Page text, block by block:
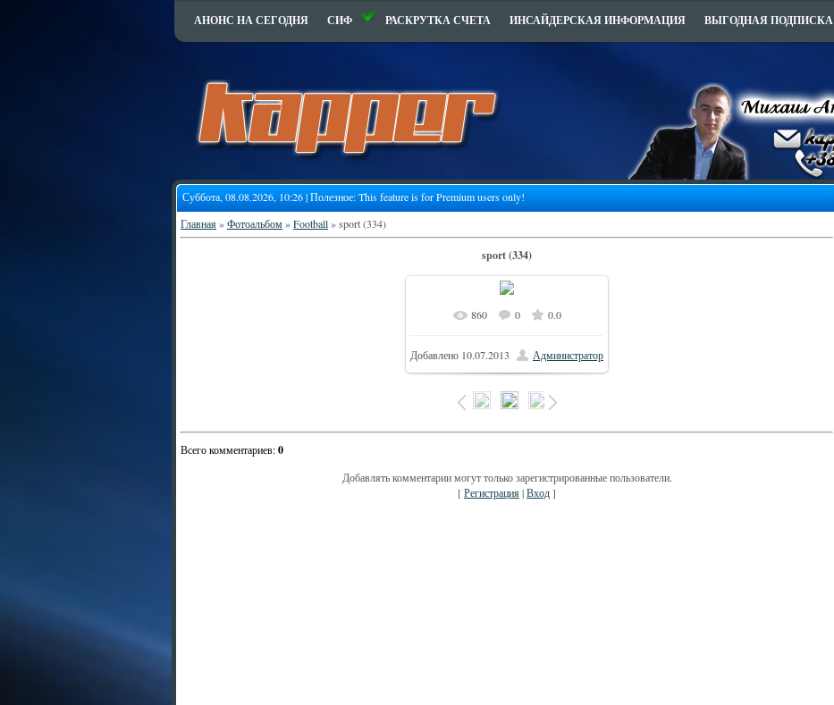
АНОНС НА СЕГОДНЯ СИФ РАСКРУТКА СЧЕТА ИНСАЙДЕРСКАЯ ИНФОРМАЦИЯ ВЫГОДНАЯ ПОДПИСКА
Суббота, 08.08.2026, 10:26 | Полезное:This feature is for Premium users only!
Главная»Фотоальбом»Football» sport (334)
sport (334)
860 0 0.0
Добавлено 10.07.2013 Администратор
Всего комментариев:0
Добавлять комментарии могут только зарегистрированные пользователи.
[Регистрация|Вход]